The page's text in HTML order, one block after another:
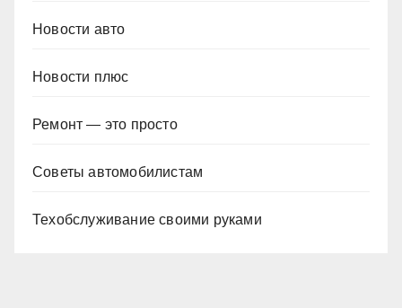
Новости авто
Новости плюс
Ремонт — это просто
Советы автомобилистам
Техобслуживание своими руками